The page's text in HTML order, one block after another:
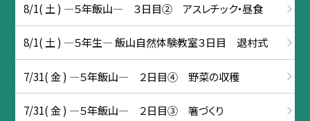
8/1( 土 ) ―５年飯山― ３日目② アスレチック・昼食
8/1( 土 ) ―５年生― 飯山自然体験教室３日目 退村式
7/31( 金 ) ―５年飯山― ２日目④ 野菜の収穫
7/31( 金 ) ―５年飯山― ２日目③ 箸づくり